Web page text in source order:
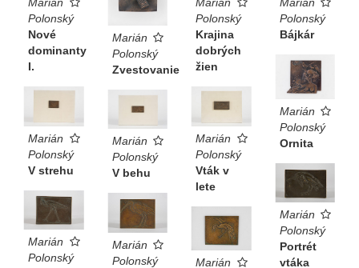
Polonský
Nové
dominanty
I.
Marián
Polonský
Zvestovanie
Polonský
Krajina
dobrých
žien
Polonský
Bájkár
Marián
Polonský
Ornita
Marián
Polonský
V strehu
Marián
Polonský
Vták v
lete
Marián
Polonský
V behu
Marián
Polonský
Portrét
vtáka
Marián
Polonský
Marián
Polonský
Marián